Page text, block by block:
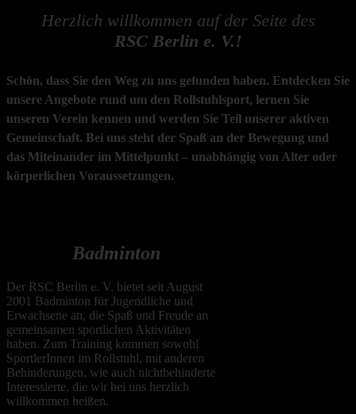
Herzlich willkommen auf der Seite des
RSC Berlin e. V.!
Schön, dass Sie den Weg zu uns gefunden haben. Entdecken Sie
unsere Angebote rund um den Rollstuhlsport, lernen Sie
unseren Verein kennen und werden Sie Teil unserer aktiven
Gemeinschaft. Bei uns steht der Spaß an der Bewegung und
das Miteinander im Mittelpunkt – unabhängig von Alter oder
körperlichen Voraussetzungen.
Badminton
Der RSC Berlin e. V. bietet seit August
2001 Badminton für Jugendliche und
Erwachsene an, die Spaß und Freude an
gemeinsamen sportlichen Aktivitäten
haben. Zum Training kommen sowohl
SportlerInnen im Rollstuhl, mit anderen
Behinderungen, wie auch nichtbehinderte
Interessierte, die wir bei uns herzlich
willkommen heißen.